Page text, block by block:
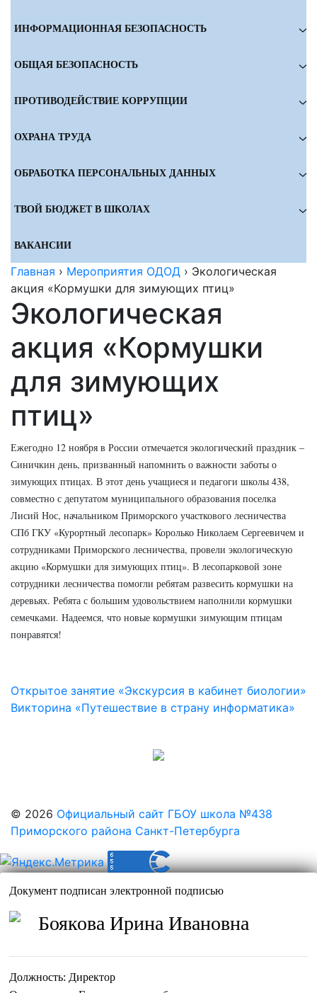
ИНФОРМАЦИОННАЯ БЕЗОПАСНОСТЬ
ОБЩАЯ БЕЗОПАСНОСТЬ
ПРОТИВОДЕЙСТВИЕ КОРРУПЦИИ
ОХРАНА ТРУДА
ОБРАБОТКА ПЕРСОНАЛЬНЫХ ДАННЫХ
ТВОЙ БЮДЖЕТ В ШКОЛАХ
ВАКАНСИИ
Главная › Мероприятия ОДОД › Экологическая
акция «Кормушки для зимующих птиц»
Экологическая
акция «Кормушки
для зимующих
птиц»
Ежегодно 12 ноября в России отмечается экологический праздник –
Синичкин день, призванный напомнить о важности заботы о
зимующих птицах. В этот день учащиеся и педагоги школы 438,
совместно с депутатом муниципального образования поселка
Лисий Нос, начальником Приморского участкового лесничества
СПб ГКУ «Курортный лесопарк» Королько Николаем Сергеевичем и
сотрудниками Приморского лесничества, провели экологическую
акцию «Кормушки для зимующих птиц». В лесопарковой зоне
сотрудники лесничества помогли ребятам развесить кормушки на
деревьях. Ребята с большим удовольствием наполнили кормушки
семечками. Надеемся, что новые кормушки зимующим птицам
понравятся!
Навигация
по
Открытое занятие «Экскурсия в кабинет биологии»
Викторина «Путешествие в страну информатика»
© 2026 Официальный сайт ГБОУ школа №438
Приморского района Санкт-Петербурга
Документ подписан электронной подписью
Боякова Ирина Ивановна
Должность: Директор